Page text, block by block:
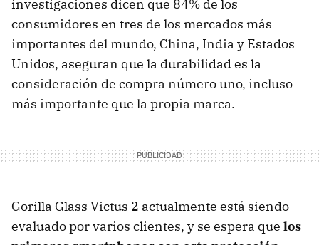
investigaciones dicen que 84% de los
consumidores en tres de los mercados más
importantes del mundo, China, India y Estados
Unidos, aseguran que la durabilidad es la
consideración de compra número uno, incluso
más importante que la propia marca.
Gorilla Glass Victus 2 actualmente está siendo
evaluado por varios clientes, y se espera que los